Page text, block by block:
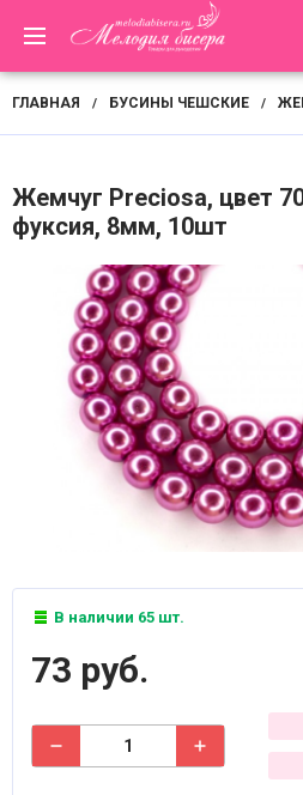
ГЛАВНАЯ / БУСИНЫ ЧЕШСКИЕ /
Жемчуг Preciosa, цвет
фуксия, 8мм, 10шт
В наличии 65 шт.
73 руб.